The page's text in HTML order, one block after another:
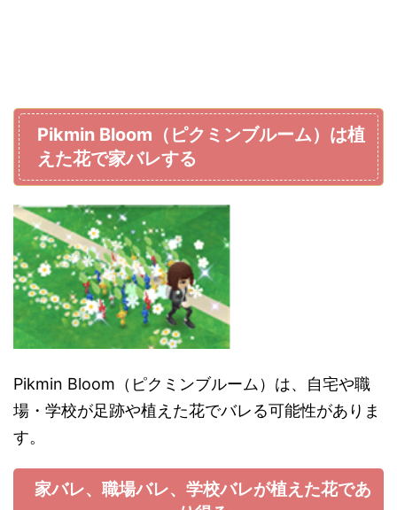
Pikmin Bloom（ピクミンブルーム）は植
えた花で家バレする
Pikmin Bloom（ピクミンブルーム）は、自宅や職
場・学校が足跡や植えた花でバレる可能性がありま
す。
家バレ、職場バレ、学校バレが植えた花であ